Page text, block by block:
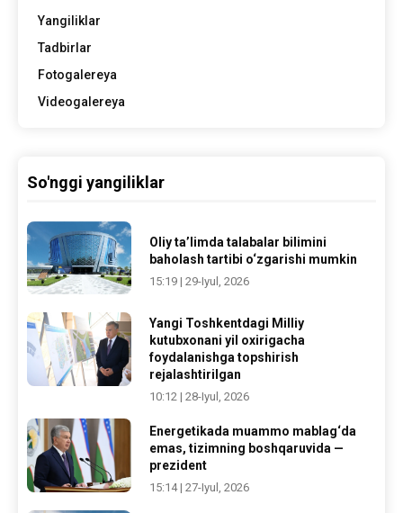
Yangiliklar
Tadbirlar
Fotogalereya
Videogalereya
So'nggi yangiliklar
Oliy ta’limda talabalar bilimini
baholash tartibi o‘zgarishi mumkin
15:19 | 29-Iyul, 2026
Yangi Toshkentdagi Milliy
kutubxonani yil oxirigacha
foydalanishga topshirish
rejalashtirilgan
10:12 | 28-Iyul, 2026
Energetikada muammo mablag‘da
emas, tizimning boshqaruvida —
prezident
15:14 | 27-Iyul, 2026